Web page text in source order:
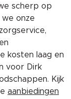
scherp op
onze
kosten laag en
voor Dirk
Kijk
aanbiedingen